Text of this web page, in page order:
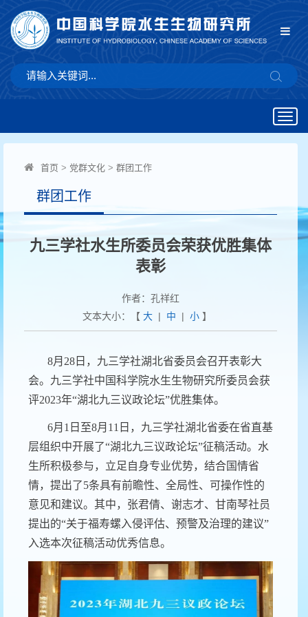
首页 > 党群文化 > 群团工作
群团工作
九三学社水生所委员会荣获优胜集体
表彰
作者：孔祥红
文本大小：【 大| 中 | 小】
8月 28 日，九三学社湖北省委员会召开表彰大
会。九三学社中国科学院水生生物研究所委员会获
评2023年“湖北九三议政论坛”优胜集体。
6月 1 日至8月 11 日，九三学社湖北省委在省直基
层组织中开展了“湖北九三议政论坛”征稿活动。水
生所积极参与，立足自身专业优势，结合国情省
情，提出了 5条具有前瞻性、全局性、可操作性的
意见和建议。其中，张君倩、谢志才、甘南琴社员
提出的“关于福寿螺入侵评估、预警及治理的建议”
入选本次征稿活动优秀信息。